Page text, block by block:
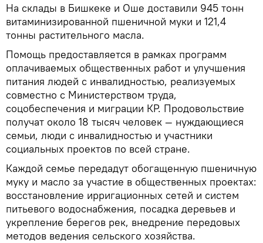
На склады в Бишкеке и Оше доставили 945 тонн
витаминизированной пшеничной муки и 121,4
тонны растительного масла.
Помощь предоставляется в рамках программ
оплачиваемых общественных работ и улучшения
питания людей с инвалидностью, реализуемых
совместно с Министерством труда,
соцобеспечения и миграции КР. Продовольствие
получат около 18 тысяч человек — нуждающиеся
семьи, люди с инвалидностью и участники
социальных проектов по всей стране.
Каждой семье передадут обогащенную пшеничную
муку и масло за участие в общественных проектах:
восстановление ирригационных сетей и систем
питьевого водоснабжения, посадка деревьев и
укрепление берегов рек, внедрение передовых
методов ведения сельского хозяйства.